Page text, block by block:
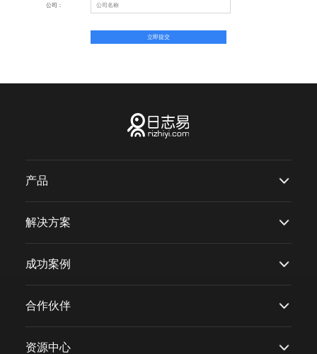
      公司：
立即提交
产品
解决方案
成功案例
合作伙伴
资源中心